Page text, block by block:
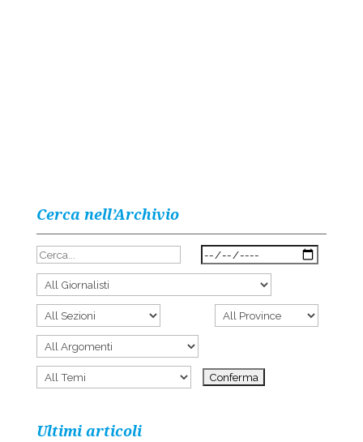
Cerca nell’Archivio
Ultimi articoli